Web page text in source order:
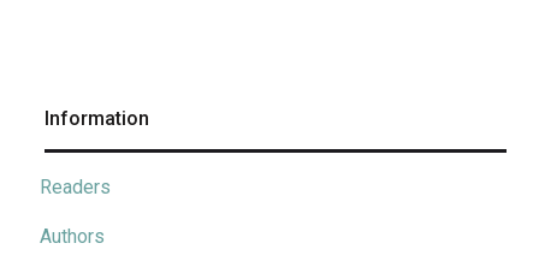
Information
Readers
Authors